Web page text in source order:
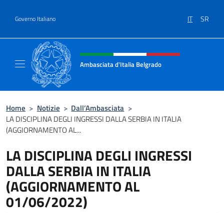
Governo Italiano IT SR
Intestazione sito, social e menù
Ambasciata d'Italia Belgrado
Home > Notizie > Dall’Ambasciata >
LA DISCIPLINA DEGLI INGRESSI DALLA SERBIA IN ITALIA
(AGGIORNAMENTO AL...
LA DISCIPLINA DEGLI INGRESSI
DALLA SERBIA IN ITALIA
(AGGIORNAMENTO AL
01/06/2022)